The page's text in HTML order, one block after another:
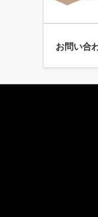
お問い合